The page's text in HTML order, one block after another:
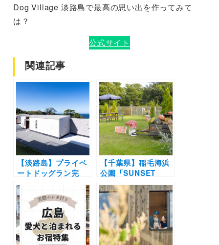
Dog Village 淡路島で最高の思い出を作ってみて
は？
公式サイト
関連記事
【淡路島】プライベ
ートドッグラン完
備！愛犬OKの一棟
貸しヴィラ
「Sunset Dog
Village 淡路島」
2023年12月オープ
ン
【千葉県】稲⽑海浜
公園「SUNSET
BEACH PARK DOG
HILLS INAGE」内
にドッグランプレオ
ープン！サイズ別の
ドッグランやフォト
スポットエリアも